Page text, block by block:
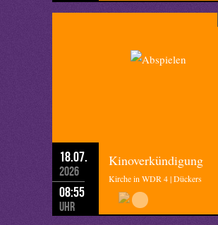
18.07.
2026
08:55
Uhr
Kinoverkündigung
Kirche in WDR 4 | Dückers